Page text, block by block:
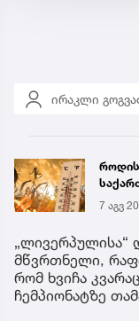
ირაკლი
„ერთი
ნია
7 აგვ
„ლივერპულისა“
მწვრთნელი,
რომ ხვიჩა
ჩემპიონატზე